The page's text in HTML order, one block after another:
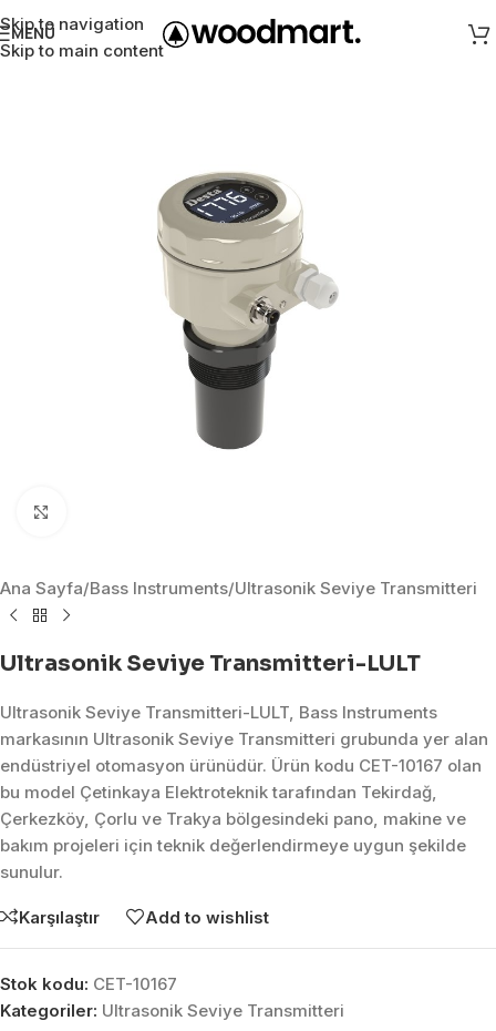
Skip to navigation
Skip to main content
MENÜ
Ana Sayfa/Bass Instruments/Ultrasonik Seviye Transmitteri
Ultrasonik Seviye Transmitteri-LULT
Ultrasonik Seviye Transmitteri-LULT, Bass Instruments
markasının Ultrasonik Seviye Transmitteri grubunda yer alan
endüstriyel otomasyon ürünüdür. Ürün kodu CET-10167 olan
bu model Çetinkaya Elektroteknik tarafından Tekirdağ,
Çerkezköy, Çorlu ve Trakya bölgesindeki pano, makine ve
bakım projeleri için teknik değerlendirmeye uygun şekilde
sunulur.
Karşılaştır Add to wishlist
Stok kodu: CET-10167
Kategoriler: Ultrasonik Seviye Transmitteri